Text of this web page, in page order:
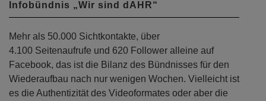
Infobündnis „Wir sind dAHR“
Mehr als 50.000 Sichtkontakte, über
4.100 Seitenaufrufe und 620 Follower alleine auf
Facebook, das ist die Bilanz des Bündnisses für den
Wiederaufbau nach nur wenigen Wochen. Vielleicht ist
es die Authentizität des Videoformates oder aber die